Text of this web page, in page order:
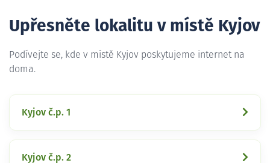
Upřesněte lokalitu v místě Kyjov
Podívejte se, kde v místě Kyjov poskytujeme internet na
doma.
Kyjov č.p. 1
Kyjov č.p. 2